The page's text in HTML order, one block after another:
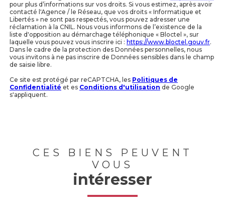
pour plus d’informations sur vos droits. Si vous estimez, après avoir
contacté l'Agence / le Réseau, que vos droits « Informatique et
Libertés » ne sont pas respectés, vous pouvez adresser une
réclamation à la CNIL. Nous vous informons de l’existence de la
liste d'opposition au démarchage téléphonique « Bloctel », sur
laquelle vous pouvez vous inscrire ici : https://www.bloctel.gouv.fr.
Dans le cadre de la protection des Données personnelles, nous
vous invitons à ne pas inscrire de Données sensibles dans le champ
de saisie libre.
Ce site est protégé par reCAPTCHA, les Politiques de
Confidentialité et es Conditions d'utilisation de Google
s'appliquent.
CES BIENS PEUVENT
VOUS
intéresser